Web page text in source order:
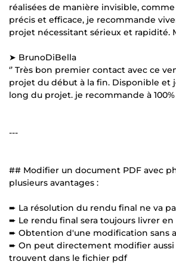
réalisées de manière invisible,
précis et efficace, je recommande
projet nécessitant sérieux et rapidité.
➤ BrunoDiBella
‘’ Très bon premier contact avec ce
projet du début à la fin. Disponible et
long du projet. je recommande à 100%
---
## Modifier un document PDF avec
plusieurs avantages :
➨ La résolution du rendu final ne va
➨ Le rendu final sera toujours livrer
➨ Obtention d'une modification sans
➨ On peut directement modifier aussi
trouvent dans le fichier pdf